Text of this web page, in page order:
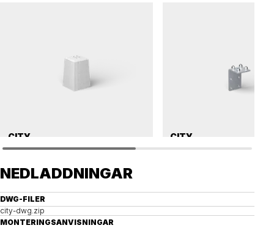
CITY CITY
NEDLADDNINGAR
DWG-FILER
city-dwg.zip
MONTERINGSANVISNINGAR